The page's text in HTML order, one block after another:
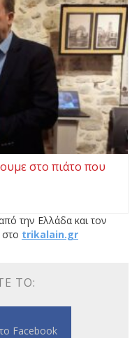
στο πιάτο που
την Ελλάδα και τον
trikalain.gr
ΤΟ:
Facebook